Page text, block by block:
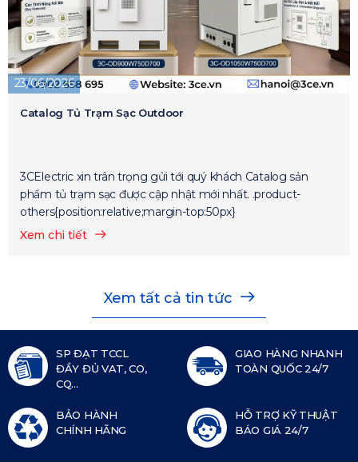
23/06/2026
Catalog Tủ Trạm Sạc Outdoor
3CElectric xin trân trọng gửi tới quý khách Catalog sản
phẩm tủ trạm sạc được cập nhật mới nhất. .product-
others{position:relative;margin-top:50px}
Xem chi tiết
Xem tất cả tin tức
SP ĐẠT TCCL
ĐẦY ĐỦ VAT, CO,
CQ...
GIAO HÀNG NHANH
TOÀN QUỐC 24/7
BẢO HÀNH
CHÍNH HÃNG
HỖ TRỢ KỸ THUẬT
BÁO GIÁ 24/7